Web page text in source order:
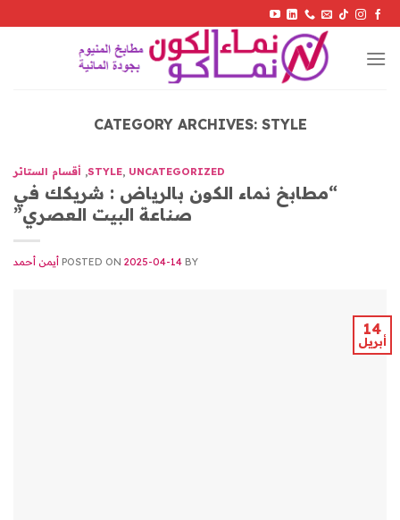
Skip
content
CATEGORY ARCHIVES: STYLE
STYLE, UNCATEGORIZED
, أقسام الستائر
“مطابخ نماء الكون بالرياض : شريكك في
صناعة البيت العصري”
POSTED ON 2025-04-14 BY أيمن أحمد
14
أبريل